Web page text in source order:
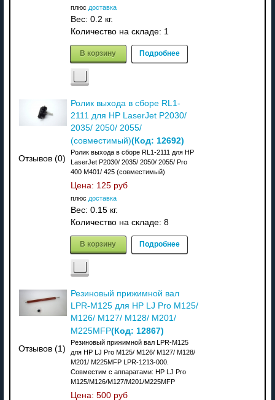
плюс доставка
Вес: 0.2 кг.
Количество на складе: 1
В корзину Подробнее
Отзывов (0)
Ролик выхода в сборе RL1-
2111 для HP LaserJet P2030/
2035/ 2050/ 2055/
(совместимый)(Код: 12692)
Ролик выхода в сборе RL1-2111 для HP
LaserJet P2030/ 2035/ 2050/ 2055/ Pro
400 M401/ 425 (совместимый)
Цена: 125 руб
плюс доставка
Вес: 0.15 кг.
Количество на складе: 8
В корзину Подробнее
Отзывов (1)
Резиновый прижимной вал
LPR-M125 для HP LJ Pro M125/
M126/ M127/ M128/ M201/
M225MFP(Код: 12867)
Резиновый прижимной вал LPR-M125
для HP LJ Pro M125/ M126/ M127/ M128/
M201/ M225MFP LPR-1213-000.
Совместим с аппаратами: НР LJ Pro
M125/M126/M127/M201/M225MFP
Цена: 500 руб